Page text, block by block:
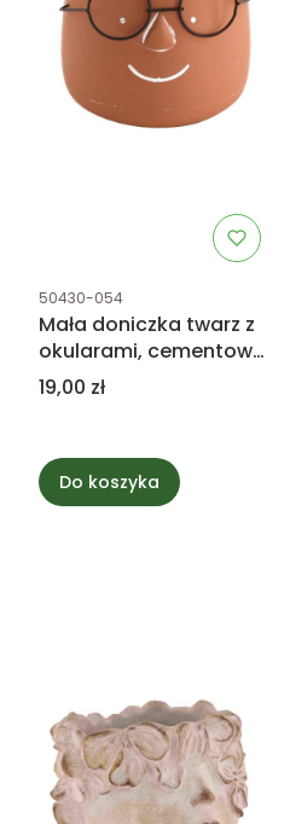
Kod produktu
50430-054
Mała doniczka twarz z
okularami, cementowa
9cm
Cena
19,00 zł
Do koszyka